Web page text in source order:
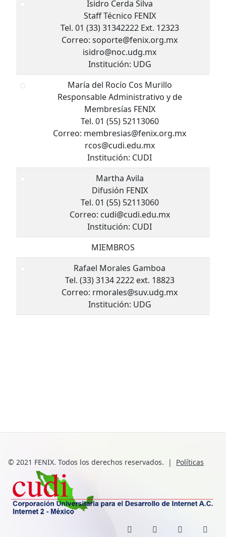
Isidro Cerda Silva
Staff Técnico FENIX
Tel. 01 (33) 31342222 Ext. 12323
Correo: soporte@fenix.org.mx
isidro@noc.udg.mx
Institución: UDG
María del Rocío Cos Murillo
Responsable Administrativo y de
Membresías FENIX
Tel. 01 (55) 52113060
Correo: membresias@fenix.org.mx
rcos@cudi.edu.mx
Institución: CUDI
Martha Avila
Difusión FENIX
Tel. 01 (55) 52113060
Correo: cudi@cudi.edu.mx
Institución: CUDI
MIEMBROS
Rafael Morales Gamboa
Tel. (33) 3134 2222 ext. 18823
Correo: rmorales@suv.udg.mx
Institución: UDG
© 2021 FENIX. Todos los derechos reservados. | Políticas